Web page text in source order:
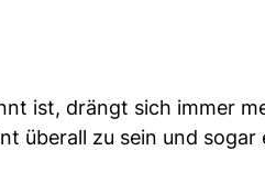
ist, drängt sich immer
überall zu sein und sogar